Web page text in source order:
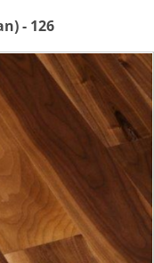
- 126